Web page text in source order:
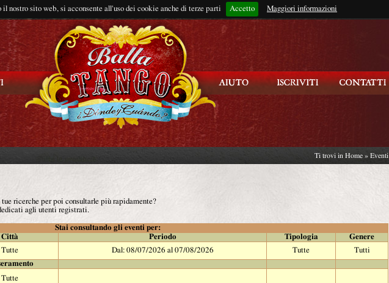
il nostro sito web, si acconsente all'uso dei cookie anche di terze parti Accetto Maggiori informazioni
Rimani connesso?
Ti trovi in Home » Eventi
ricerche per poi consultarle più rapidamente?
agli utenti registrati.
Stai consultando gli eventi per:
Città Periodo Tipologia
Genere
Tutte Dal: 08/07/2026 al 07/08/2026 Tutte
Tutti
Tutte